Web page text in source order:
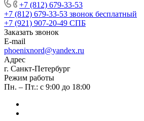
+7 (812) 679-33-53
+7 (812) 679-33-53 звонок бесплатный
+7 (921) 907-20-49 СПБ
Заказать звонок
E-mail
phoenixnord@yandex.ru
Адрес
г. Санкт-Петербург
Режим работы
Пн. – Пт.: с 9:00 до 18:00